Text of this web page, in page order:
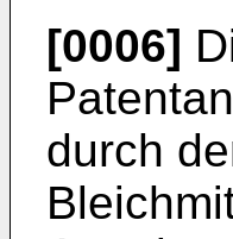
[0006]
durch